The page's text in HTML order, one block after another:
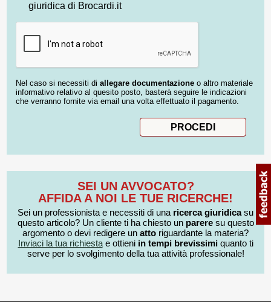
giuridica di Brocardi.it
Nel caso si necessiti di allegare documentazione o altro materiale
informativo relativo al quesito posto, basterà seguire le indicazioni
che verranno fornite via email una volta effettuato il pagamento.
SEI UN AVVOCATO?
AFFIDA A NOI LE TUE RICERCHE!
Sei un professionista e necessiti di una ricerca giuridicasu
questo articolo? Un cliente ti ha chiesto un pareresu questo
argomento o devi redigere un atto riguardante la materia?
Inviaci la tua richiestae ottieni in tempi brevissimiquanto ti
serve per lo svolgimento della tua attività professionale!